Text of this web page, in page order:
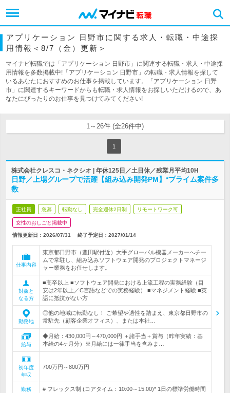
アプリケーション 日野市に関する求人・転職・中途採
用情報＜8/7（金）更新＞
マイナビ転職では「アプリケーション 日野市」に関連する転職・求人・中途採
用情報を多数掲載中!「アプリケーション 日野市」の転職・求人情報を探して
いるあなたにおすすめのお仕事を掲載しています。「アプリケーション 日野
市」に関連するキーワードからも転職・求人情報をお探しいただけるので、あ
なたにぴったりのお仕事を見つけてみてください!
1～26件 (全26件中)
1
株式会社クレスコ・ネクシオ | 年休125日／土日休／残業月平均10H
日野／上場グループで活躍【組み込み開発PM】*プライム案件多
数
正社員 急募 転勤なし 完全週休2日制 リモートワーク可
女性のおしごと掲載中
情報更新日：2026/07/31 終了予定日： 2027/01/14
仕事内容
東京都日野市（豊田駅付近）大手グローバル機器メーカーへチー
ムで常駐し、組み込みソフトウェア開発のプロジェクトマネージ
ャー業務をお任せします。
対象と
なる方
■高卒以上 ■ソフトウェア開発における上流工程の実務経験（目
安は2年以上／C言語などでの実務経験） ■マネジメント経験 ■英
語に抵抗がない方
勤務地
◎他の地域に転勤なし！ ご希望や適性を踏まえ、東京都日野市の
常駐先（顧客企業オフィス）、または本社…
給与
◆月給：430,000円～470,000円 ＋諸手当＋賞与（昨年実績：基
本給の4ヶ月分）※月給には一律手当を含みま…
初年度
年収
700万円～800万円
勤務
# フレックス制 (コアタイム：10:00～15:00)* 1日の標準労働時間